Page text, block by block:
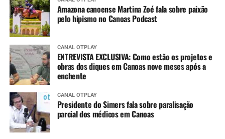
Amazona canoense Martina Zoé fala sobre paixão
pelo hipismo no Canoas Podcast
CANAL OTPLAY
ENTREVISTA EXCLUSIVA: Como estão os projetos e
obras dos diques em Canoas nove meses após a
enchente
CANAL OTPLAY
Presidente do Simers fala sobre paralisação
parcial dos médicos em Canoas